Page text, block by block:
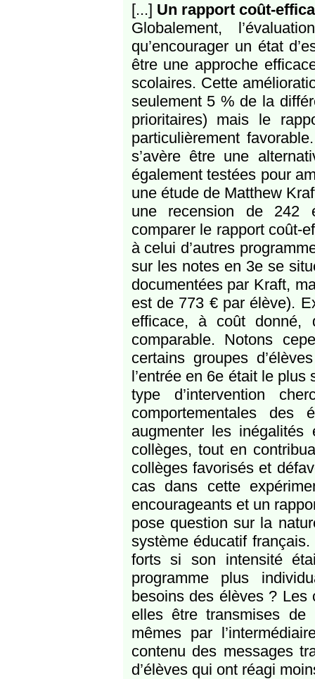
[...] Un rapport coût-
Globalement,
qu’encourager un état
être une approche
scolaires. Cette
seulement 5 % de la
prioritaires) mais le
particulièrement
s’avère être une
également testées pour
une étude de Matthew
une recension de 242
comparer le rapport coût-
à celui d’autres
sur les notes en 3e se
documentées par Kraft,
est de 773 € par élève).
efficace, à coût donné,
comparable. Notons
certains groupes
l’entrée en 6e était le
type d’intervention
comportementales
augmenter les
collèges, tout en
collèges favorisés et
cas dans cette
encourageants et un
pose question sur la
système éducatif
forts si son intensité
programme plus
besoins des élèves ? Les
elles être transmises de
mêmes par
contenu des messages
d’élèves qui ont réagi